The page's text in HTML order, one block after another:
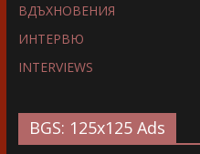
ВДЪХНОВЕНИЯ
ИНТЕРВЮ
INTERVIEWS
BGS: 125x125 Ads